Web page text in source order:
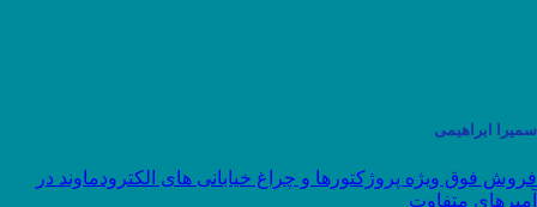
سمیرا ابراهیمی
فروش فوق ویژه پروژکتورها و چراغ خیابانی های الکترودماوند در
آمپرهای متفاوت